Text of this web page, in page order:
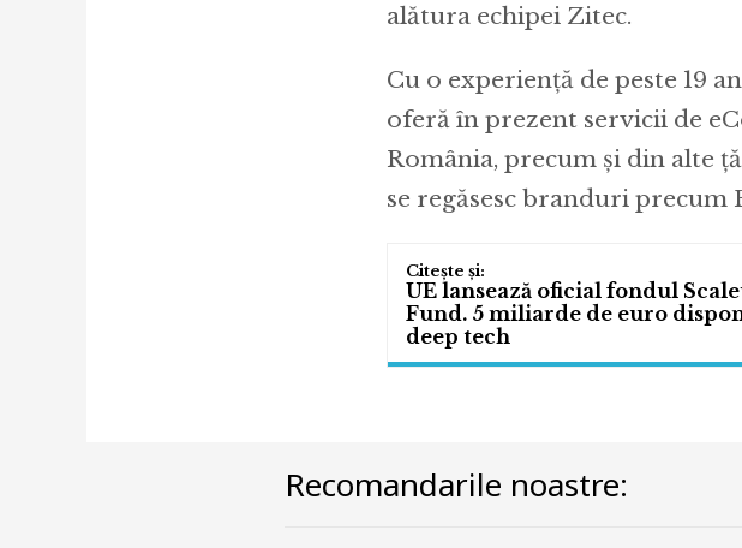
alătura echipei Zitec.
Cu o experiență de peste 19
oferă în prezent servicii de
România, precum și din alte
se regăsesc branduri precum
UE lansează oficial fondul
Fund. 5 miliarde de euro
deep tech
Recomandarile noastre: